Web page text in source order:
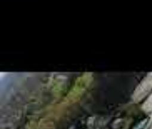
des
climatique.